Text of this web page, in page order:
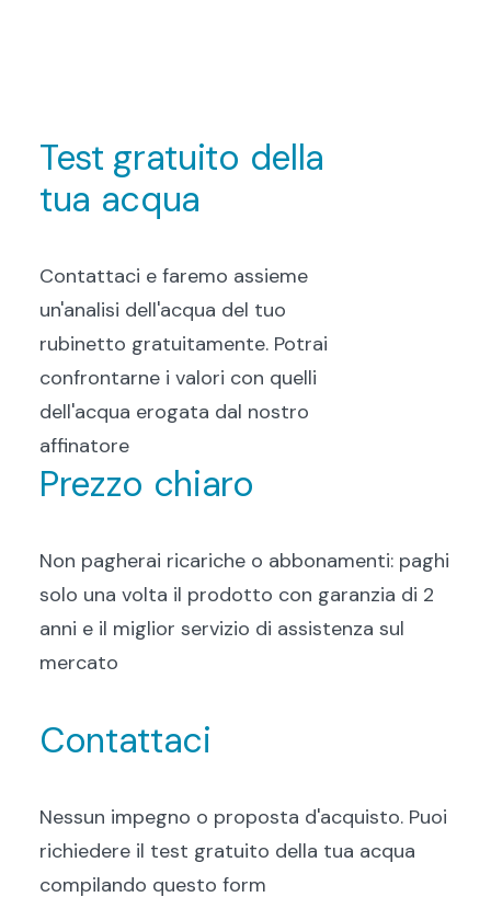
Test gratuito della
tua acqua
Contattaci e faremo assieme
un'analisi dell'acqua del tuo
rubinetto gratuitamente. Potrai
confrontarne i valori con quelli
dell'acqua erogata dal nostro
affinatore
Prezzo chiaro
Non pagherai ricariche o abbonamenti: paghi
solo una volta il prodotto con garanzia di 2
anni e il miglior servizio di assistenza sul
mercato
Contattaci
Nessun impegno o proposta d'acquisto. Puoi
richiedere il test gratuito della tua acqua
compilando questo form